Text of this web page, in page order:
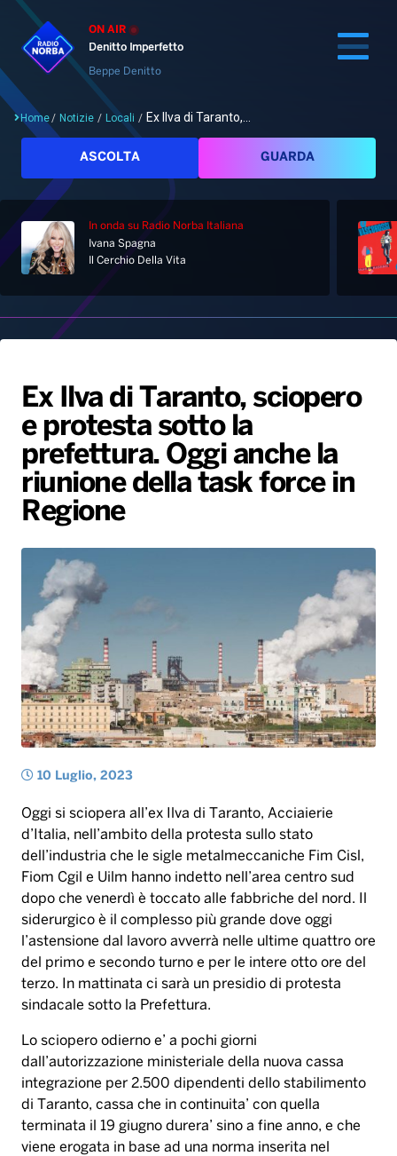
ON AIR
Denitto Imperfetto
Beppe Denitto
Cerca
Home
Palinsesto
Hit Dance
Giochi&Concorsi
PALATOUR
Notizie
Locali
Musica e Spettacolo
Sport
Radio Norba Consiglia
Leggerissime
Playlist
Generale
Novità
Notiziario
Interviste
Oroscopo
Speciale Astrabilia 2026
Gallery
Radio Norba News TV
Voce al Bari
Battiti Live 2026
Gallery
Home/ Notizie / Locali / Ex Ilva di Taranto,...
ASCOLTA GUARDA
In onda su Radio Norba Italiana
Ivana Spagna
Il Cerchio Della Vita
Ex Ilva di Taranto, sciopero
e protesta sotto la
prefettura. Oggi anche la
riunione della task force in
Regione
10 Luglio, 2023
Oggi si sciopera all’ex Ilva di Taranto, Acciaierie
d’Italia, nell’ambito della protesta sullo stato
dell’industria che le sigle metalmeccaniche Fim Cisl,
Fiom Cgil e Uilm hanno indetto nell’area centro sud
dopo che venerdì è toccato alle fabbriche del nord. Il
siderurgico è il complesso più grande dove oggi
l’astensione dal lavoro avverrà nelle ultime quattro ore
del primo e secondo turno e per le intere otto ore del
terzo. In mattinata ci sarà un presidio di protesta
sindacale sotto la Prefettura.
Lo sciopero odierno e’ a pochi giorni
dall’autorizzazione ministeriale della nuova cassa
integrazione per 2.500 dipendenti dello stabilimento
di Taranto, cassa che in continuita’ con quella
terminata il 19 giugno durera’ sino a fine anno, e che
viene erogata in base ad una norma inserita nel